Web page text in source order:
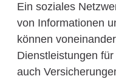
Ein soziales
von Informationen
können
Dienstleistungen
auch